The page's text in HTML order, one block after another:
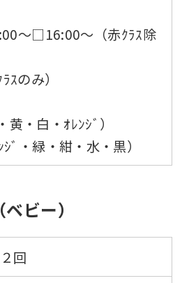
〜□16:00〜（赤ｸﾗｽ除
のみ）
・白・ｵﾚﾝｼﾞ）
・緑・紺・水・黒）
ビー）
回